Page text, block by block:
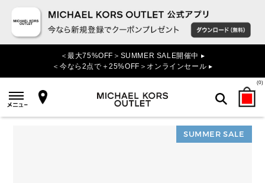
＜最大75%OFF＞SUMMER SALE開催中 ▸
＜今なら2点で＋25%OFF＞オンラインセール ▸
(0)
検索
SUMMER SALE